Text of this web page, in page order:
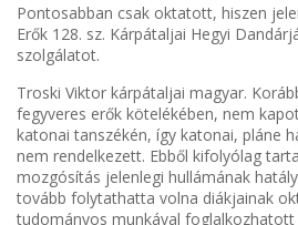
Pontosabban csak oktatott, hiszen
Erők 128. sz. Kárpátaljai Hegyi
szolgálatot.
Troski Viktor kárpátaljai magyar.
fegyveres erők kötelékében, nem
katonai tanszékén, így katonai, pláne
nem rendelkezett. Ebből kifolyólag
mozgósítás jelenlegi hullámának
tovább folytathatta volna diákjainak
tudományos munkával